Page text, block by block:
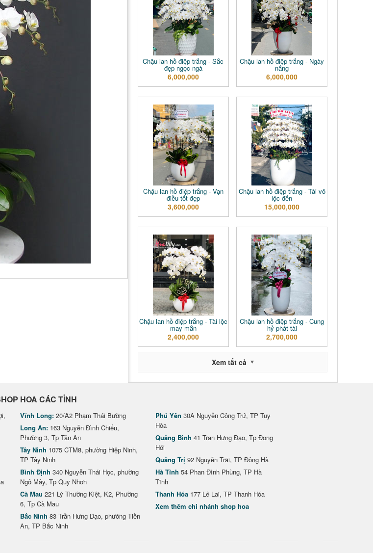
Chậu lan hồ điệp trắng - Sắc
đẹp ngọc ngà
6,000,000
Chậu lan hồ điệp trắng - Ngày
nắng
6,000,000
Chậu lan hồ điệp trắng - Vạn
điều tốt đẹp
3,600,000
Chậu lan hồ điệp trắng - Tài vô
lộc đến
15,000,000
Chậu lan hồ điệp trắng - Tài lộc
may mắn
2,400,000
Chậu lan hồ điệp trắng - Cung
hỷ phát tài
2,700,000
Xem tất cả
HOA CÁC TỈNH
Vĩnh Long: 20/A2 Phạm Thái Bường
Long An: 163 Nguyễn Đình Chiểu,
Phường 3, Tp Tân An
Tây Ninh 1075 CTM8, phường Hiệp Ninh,
TP Tây Ninh
Bình Định 340 Nguyễn Thái Học, phường
Ngô Mây, Tp Quy Nhơn
Cà Mau 221 Lý Thường Kiệt, K2, Phường
6, Tp Cà Mau
Bắc Ninh 83 Trần Hưng Đạo, phường Tiền
An, TP Bắc Ninh
Phú Yên 30A Nguyễn Công Trứ, TP Tuy
Hòa
Quảng Bình 41 Trần Hưng Đạo, Tp Đồng
Hới
Quảng Trị 92 Nguyễn Trãi, TP Đông Hà
Hà Tĩnh 54 Phan Đình Phùng, TP Hà
Tĩnh
Thanh Hóa 177 Lê Lai, TP Thanh Hóa
Xem thêm chi nhánh shop hoa